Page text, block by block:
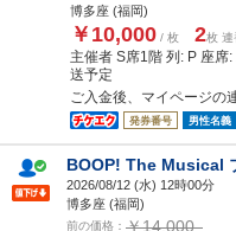
博多座 (福岡)
￥10,000 / 枚 2枚 連
主催者 S席1階 列: P 座
送予定
ご入金後、マイページの
発券番号 男性名義
BOOP! The Musical
2026/08/12 (水) 12時00分
博多座 (福岡)
前の価格： ￥14,000